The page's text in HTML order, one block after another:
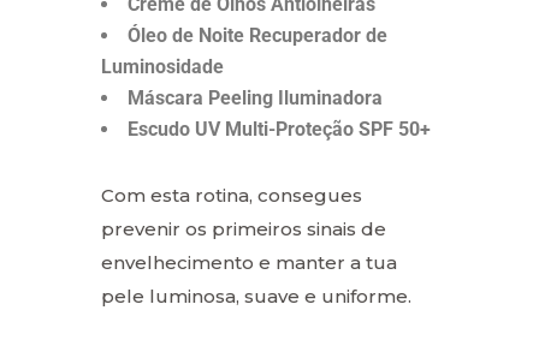
Óleo de Noite Recuperador de
Luminosidade
Máscara Peeling Iluminadora
Escudo UV Multi-Proteção SPF 50+
Com esta rotina, consegues
prevenir os primeiros sinais de
envelhecimento e manter a tua
pele luminosa, suave e uniforme.